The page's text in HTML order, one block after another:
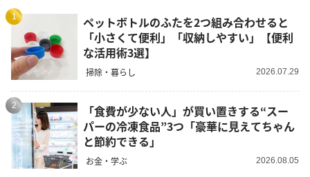
1
ペットボトルのふたを2つ組み合わせると
「小さくて便利」「収納しやすい」【便利
な活用術3選】
掃除・暮らし 2026.07.29
2
「食費が少ない人」が買い置きする“スー
パーの冷凍食品”3つ「豪華に見えてちゃん
と節約できる」
お金・学ぶ 2026.08.05